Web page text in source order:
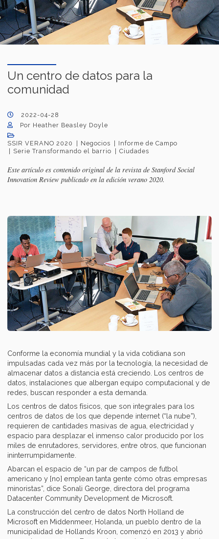
Un centro de datos para la
comunidad
2022-04-28
Por Heather Beasley Doyle
SSIR VERANO 2020 Negocios
Informe de Campo
Serie Transformando el barrio
Ciudades
Este artículo es contenido original de la revista de Stanford Social
Innovation Review publicado en la edición verano 2020.
Conforme la economía mundial y la vida cotidiana son
impulsadas cada vez más por la tecnología, la necesidad de
almacenar datos a distancia está creciendo. Los centros de
datos, instalaciones que albergan equipo computacional y de
redes, buscan responder a esta demanda.
Los centros de datos físicos, que son integrales para los
centros de datos de los que depende internet (“la nube”),
requieren de cantidades masivas de agua, electricidad y
espacio para desplazar el inmenso calor producido por los
miles de enrutadores, servidores, entre otros, que funcionan
ininterrumpidamente.
Abarcan el espacio de “un par de campos de futbol
americano y [no] emplean tanta gente cómo otras empresas
minoristas”, dice Sonali George, directora del programa
Datacenter Community Development de Microsoft.
La construcción del centro de datos North Holland de
Microsoft en Middenmeer, Holanda, un pueblo dentro de la
municipalidad de Hollands Kroon, comenzó en 2013 y abrió